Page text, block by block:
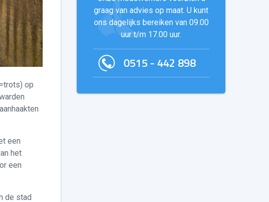
op
een
het
een
de stad
graag van advies op maat. U kunt
ons dagelijks bereiken van 09.00
uur t/m 17.00 uur.
0515 - 442 898